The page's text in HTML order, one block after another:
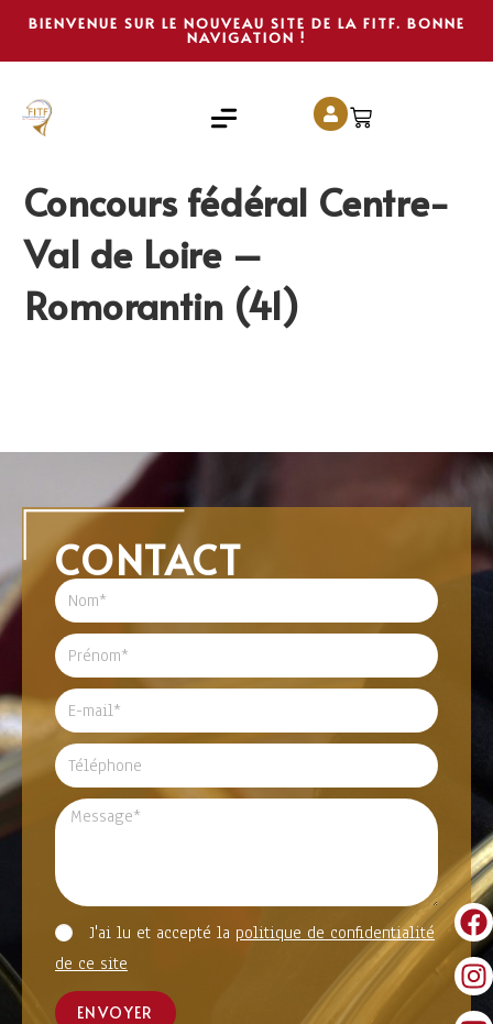
BIENVENUE SUR LE NOUVEAU SITE DE LA FITF. BONNE
NAVIGATION !
Concours fédéral Centre-
Val de Loire –
Romorantin (41)
CONTACT
J'ai lu et accepté la politique de confidentialité
de ce site
ENVOYER